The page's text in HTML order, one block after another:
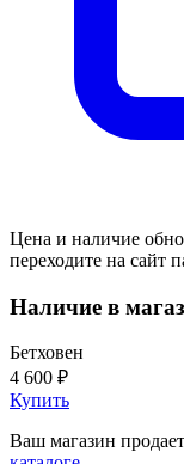
Цена и наличие
переходите на сайт
Наличие в
Бетховен
4 600 ₽
Купить
Ваш магазин